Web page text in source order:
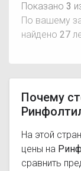
Показано 3
По вашему
найдено 27
Почему
На этой
цены на
сравнить